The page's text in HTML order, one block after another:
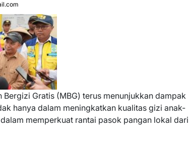
Bergizi Gratis (MBG) terus menunjukkan dampak
hanya dalam meningkatkan kualitas gizi anak-
memperkuat rantai pasok pangan lokal dari